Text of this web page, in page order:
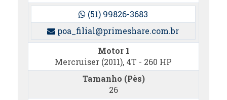
(51) 99826-3683
poa_filial@primeshare.com.br
Motor 1
Mercruiser (2011), 4T - 260 HP
Tamanho (Pès)
26